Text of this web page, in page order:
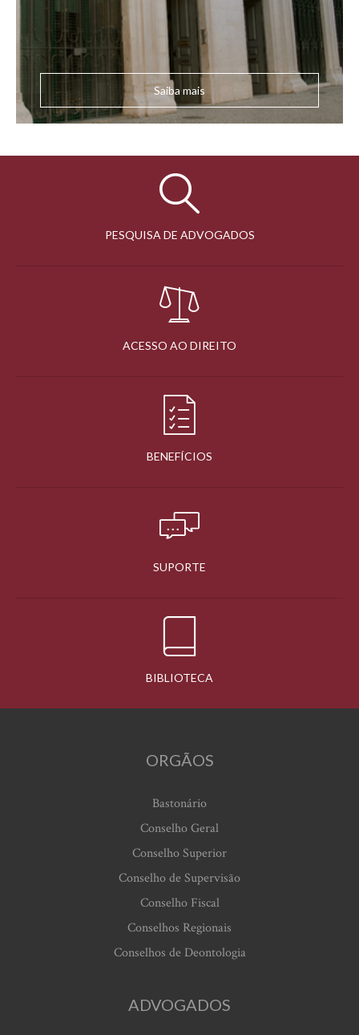
Saiba mais
PESQUISA DE ADVOGADOS
ACESSO AO DIREITO
BENEFÍCIOS
SUPORTE
BIBLIOTECA
ORGÃOS
Bastonário
Conselho Geral
Conselho Superior
Conselho de Supervisão
Conselho Fiscal
Conselhos Regionais
Conselhos de Deontologia
ADVOGADOS